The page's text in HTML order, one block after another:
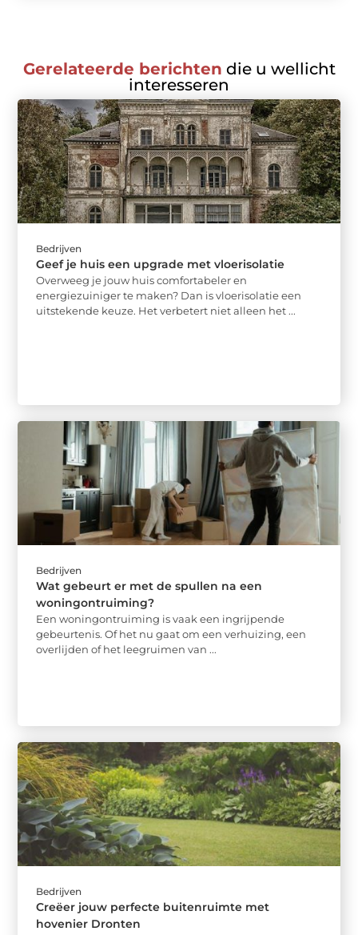
Gerelateerde berichten die u wellicht
interesseren
Bedrijven
Geef je huis een upgrade met vloerisolatie
Overweeg je jouw huis comfortabeler en
energiezuiniger te maken? Dan is vloerisolatie een
uitstekende keuze. Het verbetert niet alleen het ...
Bedrijven
Wat gebeurt er met de spullen na een
woningontruiming?
Een woningontruiming is vaak een ingrijpende
gebeurtenis. Of het nu gaat om een verhuizing, een
overlijden of het leegruimen van ...
Bedrijven
Creëer jouw perfecte buitenruimte met
hovenier Dronten